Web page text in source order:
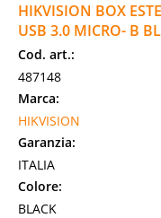
HIKVISION BOX
USB 3.0 MICRO- B
Cod. art.:
487148
Marca:
HIKVISION
Garanzia:
ITALIA
Colore:
BLACK